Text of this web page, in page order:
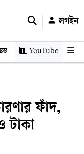
লগইন
অর্থনীতি তথ্য
YouTube
ফাঁদ,
টাকা